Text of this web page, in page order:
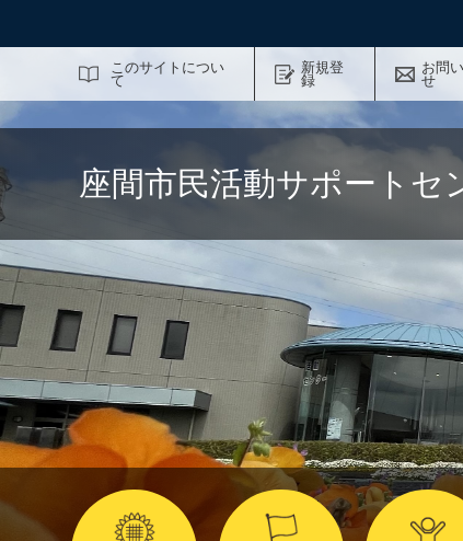
このサイトについ
て
新規登
録
お問
せ
座間市民活動サポート